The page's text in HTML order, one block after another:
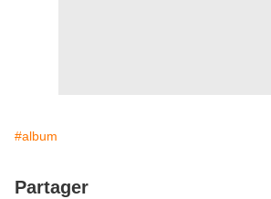
#album
Partager